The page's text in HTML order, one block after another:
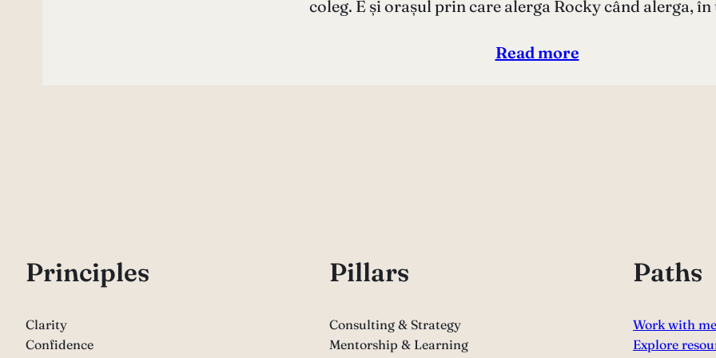
coleg. E și orașul prin care alerga Rocky când alerga,
Read more
Principles
Clarity
Confidence
Pillars
Consulting & Strategy
Mentorship & Learning
Paths
Work with me
Explore